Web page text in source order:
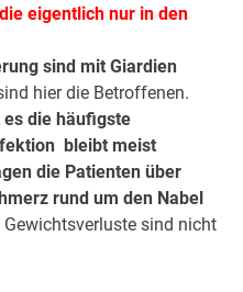
eigentlich nur in den
sind mit Giardien
hier die Betroffenen.
die häufigste
bleibt meist
die Patienten über
rund um den Nabel
Gewichtsverluste sind nicht